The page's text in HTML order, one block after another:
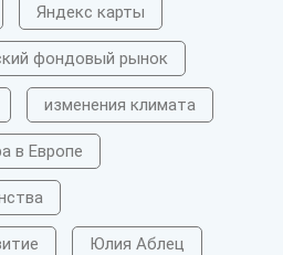
Яндекс карты
фондовый рынок
изменения климата
в Европе
Юлия Аблец